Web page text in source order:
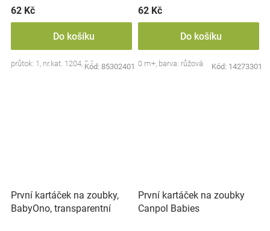
62 Kč
Do košíku
průtok: 1, nr.kat. 1204, BO
Kód: 85302401
62 Kč
Do košíku
0 m+, barva: růžová Kód: 14273301
První kartáček na zoubky,
BabyOno, transparentní
První kartáček na zoubky
Canpol Babies